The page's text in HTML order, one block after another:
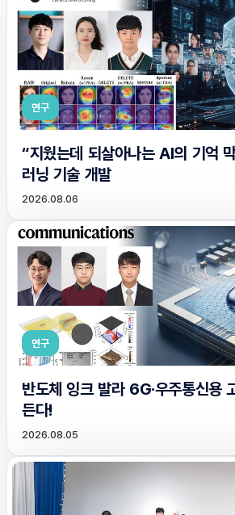
연구
“지웠는데 되살아나는 AI의 기억
러닝 기술 개발
2026.08.06
연구
반도체 잉크 발라 6G·우주통신용
든다!
2026.08.05